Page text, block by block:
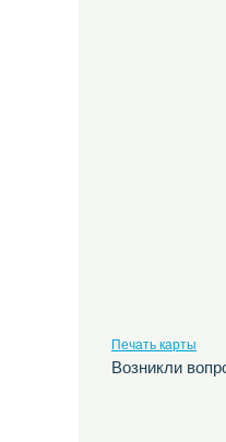
Печать карты
Возникли